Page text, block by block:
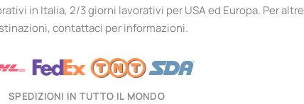
in Italia, 2/3 giorni lavorativi per USA ed Europa. Per altre
contattaci per informazioni.
SPEDIZIONI IN TUTTO IL MONDO